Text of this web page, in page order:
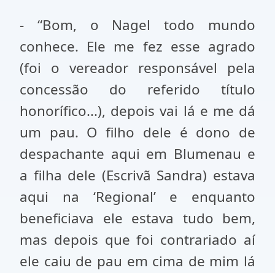
- “Bom, o Nagel todo mundo
conhece. Ele me fez esse agrado
(foi o vereador responsável pela
concessão do referido título
honorífico...), depois vai lá e me dá
um pau. O filho dele é dono de
despachante aqui em Blumenau e
a filha dele (Escrivã Sandra) estava
aqui na ‘Regional’ e enquanto
beneficiava ele estava tudo bem,
mas depois que foi contrariado aí
ele caiu de pau em cima de mim lá